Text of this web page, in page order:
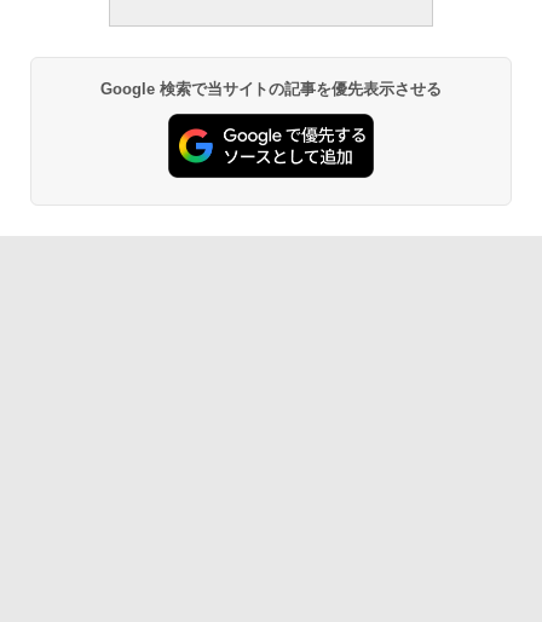
Google 検索で当サイトの記事を優先表示させる